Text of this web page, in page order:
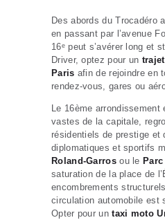
Des abords du Trocadéro
en passant par l’avenue
16ᵉ peut s’avérer long et
Driver, optez pour un
Paris afin de rejoindre en
rendez-vous, gares ou
Le 16ème arrondissement
vastes de la capitale,
résidentiels de prestige et
diplomatiques et sportifs
Roland-Garrosou le
saturation de la place de
encombrements
circulation automobile est
Opter pour untaxi moto